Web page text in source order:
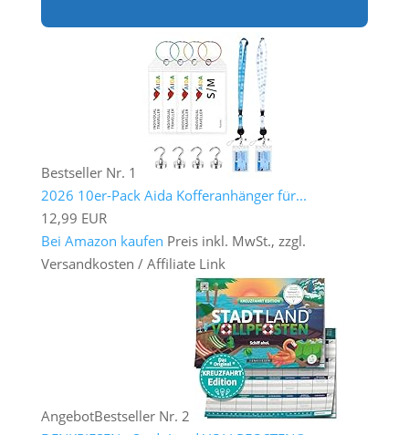
Bestseller Nr. 1
2026 10er-Pack Aida Kofferanhänger für...
12,99 EUR
Bei Amazon kaufen Preis inkl. MwSt., zzgl.
Versandkosten / Affiliate Link
AngebotBestseller Nr. 2